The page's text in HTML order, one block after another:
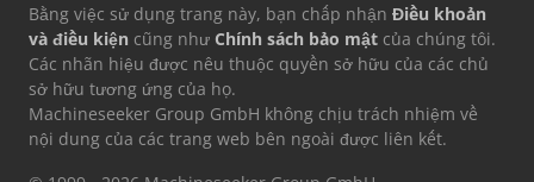
Bằng việc sử dụng trang này, bạn chấp nhận Điều khoản
và điều kiện cũng như Chính sách bảo mật của chúng tôi.
Các nhãn hiệu được nêu thuộc quyền sở hữu của các chủ
sở hữu tương ứng của họ.
Machineseeker Group GmbH không chịu trách nhiệm về
nội dung của các trang web bên ngoài được liên kết.